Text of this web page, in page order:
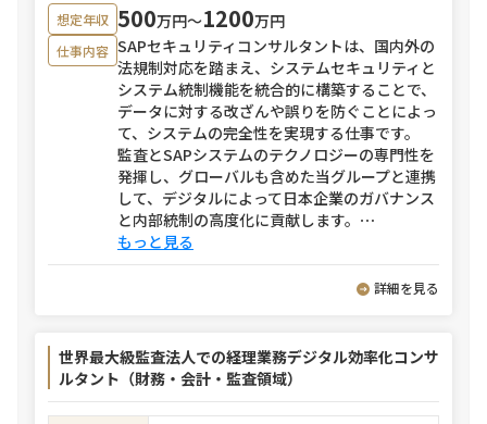
想定年収 500万円〜1200万円
仕事内容 SAPセキュリティコンサルタントは、国内外の
法規制対応を踏まえ、システムセキュリティと
システム統制機能を統合的に構築することで、
データに対する改ざんや誤りを防ぐことによっ
て、システムの完全性を実現する仕事です。
監査とSAPシステムのテクノロジーの専門性を
発揮し、グローバルも含めた当グループと連携
して、デジタルによって日本企業のガバナンス
と内部統制の高度化に貢献します。 ⋯
もっと見る
詳細を見る
世界最大級監査法人での経理業務デジタル効率化コンサ
ルタント（財務・会計・監査領域）